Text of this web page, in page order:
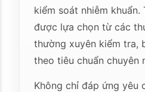
kiểm soát nhiễm
được lựa chọn từ các
thường xuyên kiểm tra,
theo tiêu chuẩn chuyên
Không chỉ đáp ứng yêu